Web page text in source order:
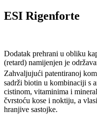
ESI Rigenforte
Dodatak prehrani u obliku
(retard) namijenjen je
Zahvaljujući patentiranoj
sadrži biotin u kombinaciji s
cistinom, vitaminima i
čvrstoću kose i noktiju, a
hranjive sastojke.